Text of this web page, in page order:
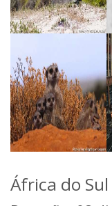
África do Sul